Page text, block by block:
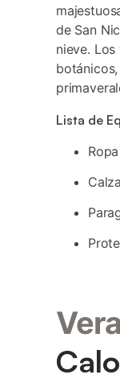
de San
nieve.
Lista de